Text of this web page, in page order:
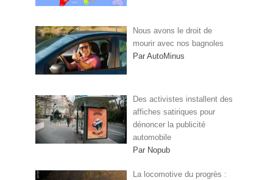
Nous avons le droit de
mourir avec nos bagnoles
Par AutoMinus
Des activistes installent des
affiches satiriques pour
dénoncer la publicité
automobile
Par Nopub
La locomotive du progrès :